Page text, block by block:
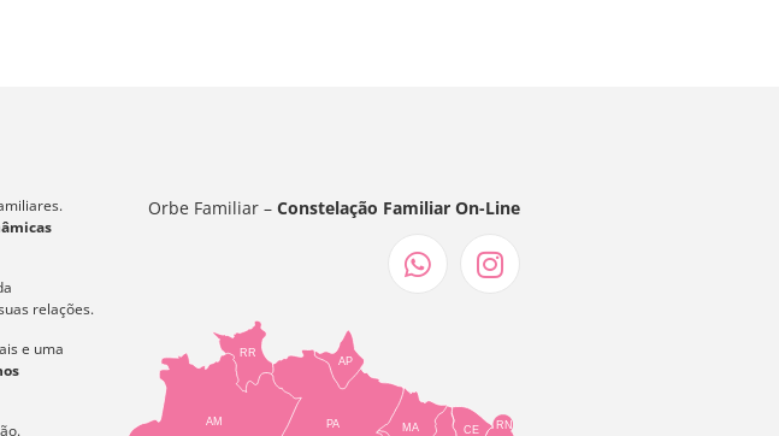
relações.
e uma
Orbe Familiar –Constelação Familiar On-Line
RN
CE
MA
AP
PA
RR
AM